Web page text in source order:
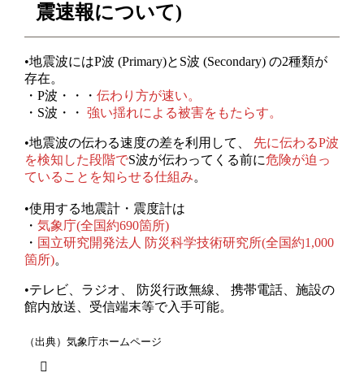
震速報について)
•地震波にはP波 (Primary)とS波 (Secondary) の2種類が
存在。
・P波・・・ 伝わり方が速い。
・S波・・ 強い揺れによる被害をもたらす。
•地震波の伝わる速度の差を利用して、 先に伝わるP波
を検知した段階でS波が伝わってくる前に危険が迫っ
ていることを知らせる仕組み。
•使用する地震計・震度計は
・ 気象庁(全国約690箇所)
・ 国立研究開発法人 防災科学技術研究所(全国約1,000
箇所)。
•テレビ、ラジオ、 防災行政無線、 携帯電話、施設の
館内放送、受信端末等で入手可能。
（出典）気象庁ホームページ